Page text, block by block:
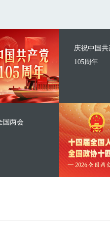
庆祝中国
105周年
国两会